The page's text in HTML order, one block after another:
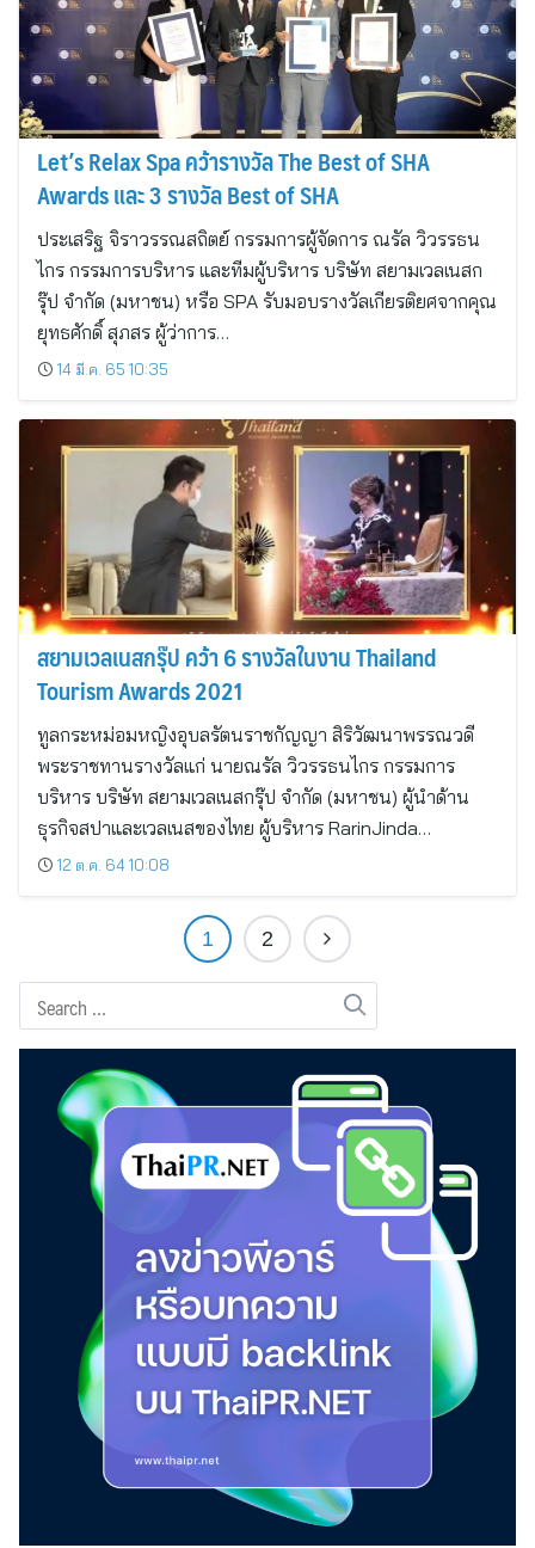
Let’s Relax Spa คว้ารางวัล The Best of SHA
Awards และ 3 รางวัล Best of SHA
ประเสริฐ จิราวรรณสถิตย์ กรรมการผู้จัดการ ณรัล วิวรรธน
ไกร กรรมการบริหาร และทีมผู้บริหาร บริษัท สยามเวลเนสก
รุ๊ป จำกัด (มหาชน) หรือ SPA รับมอบรางวัลเกียรติยศจากคุณ
ยุทธศักดิ์ สุภสร ผู้ว่าการ…
14 มี.ค. 65 10:35
สยามเวลเนสกรุ๊ป คว้า 6 รางวัลในงาน Thailand
Tourism Awards 2021
ทูลกระหม่อมหญิงอุบลรัตนราชกัญญา สิริวัฒนาพรรณวดี
พระราชทานรางวัลแก่ นายณรัล วิวรรธนไกร กรรมการ
บริหาร บริษัท สยามเวลเนสกรุ๊ป จำกัด (มหาชน) ผู้นำด้าน
ธุรกิจสปาและเวลเนสของไทย ผู้บริหาร RarinJinda…
12 ต.ค. 64 10:08
1 2